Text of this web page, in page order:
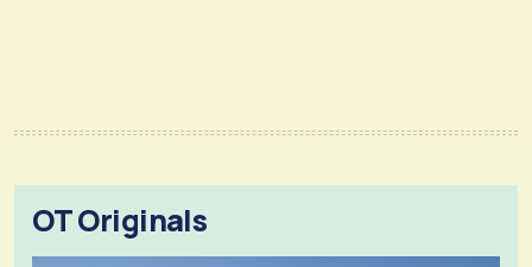
OT Originals